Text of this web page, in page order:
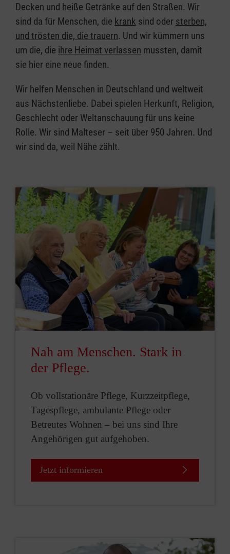
Decken und heiße Getränke auf den Straßen. Wir
sind da für Menschen, die krank sind oder sterben,
und trösten die, die trauern. Und wir kümmern uns
um die, die ihre Heimat verlassen mussten, damit
sie hier eine neue finden.
Wir helfen Menschen in Deutschland und weltweit
aus Nächstenliebe. Dabei spielen Herkunft, Religion,
Geschlecht oder Weltanschauung für uns keine
Rolle. Wir sind Malteser – seit über 950 Jahren. Und
wir sind da, weil Nähe zählt.
Nah am Menschen. Stark in
der Pflege.
Ob vollstationäre Pflege, Kurzzeitpflege,
Tagespflege, ambulante Pflege oder
Betreutes Wohnen – bei uns sind Ihre
Angehörigen gut aufgehoben.
Jetzt informieren